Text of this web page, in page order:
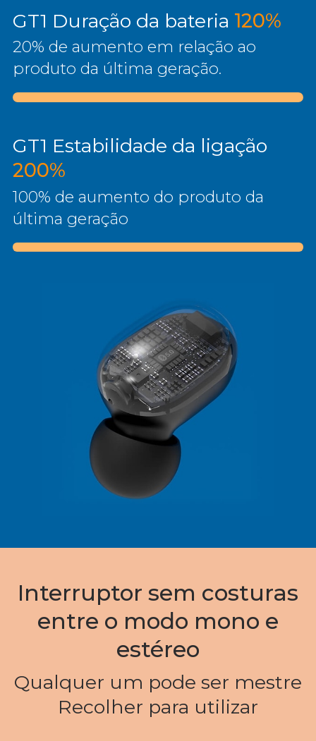
GT1 Duração da bateria 120%
20% de aumento em relação ao
produto da última geração.
GT1 Estabilidade da ligação
200%
100% de aumento do produto da
última geração
Interruptor sem costuras
entre o modo mono e
estéreo
Qualquer um pode ser mestre
Recolher para utilizar